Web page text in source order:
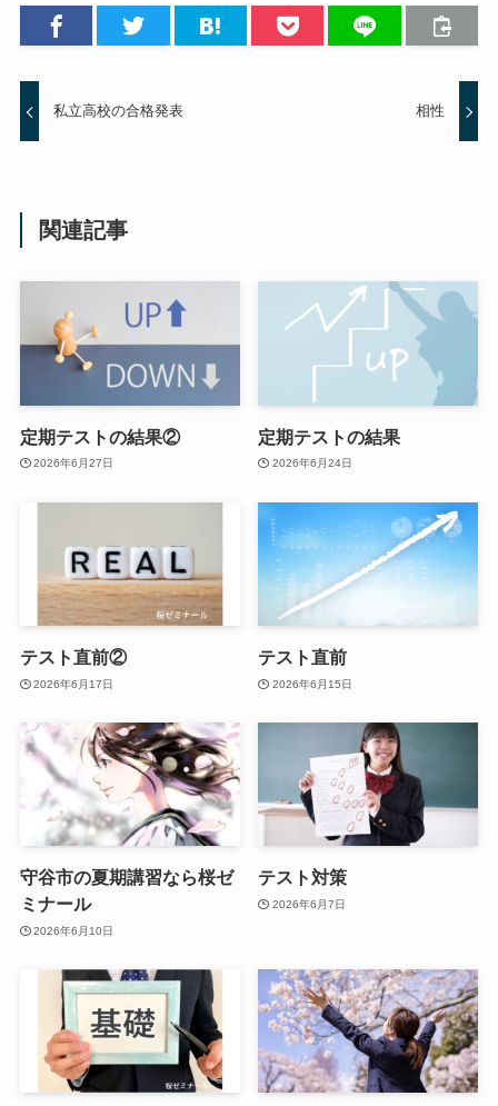
私立高校の合格発表 相性
関連記事
定期テストの結果②
2026年6月27日
定期テストの結果
2026年6月24日
テスト直前②
2026年6月17日
テスト直前
2026年6月15日
守谷市の夏期講習なら桜ゼ
ミナール
2026年6月10日
テスト対策
2026年6月7日